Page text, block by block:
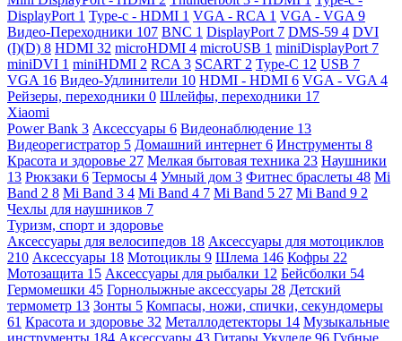
DisplayPort 1 Type-c - HDMI 1 VGA - RCA 1 VGA - VGA 9
Видео-Переходники 107 BNC 1 DisplayPort 7 DMS-59 4 DVI
(I)(D) 8 HDMI 32 microHDMI 4 microUSB 1 miniDisplayPort 7
miniDVI 1 miniHDMI 2 RCA 3 SCART 2 Type-C 12 USB 7
VGA 16 Видео-Удлинители 10 HDMI - HDMI 6 VGA - VGA 4
Рейзеры, переходники 0 Шлейфы, переходники 17
Xiaomi
Power Bank 3 Аксессуары 6 Видеонаблюдение 13
Видеорегистратор 5 Домашний интернет 6 Инструменты 8
Красота и здоровье 27 Мелкая бытовая техника 23 Наушники
13 Рюкзаки 6 Термосы 4 Умный дом 3 Фитнес браслеты 48 Mi
Band 2 8 Mi Band 3 4 Mi Band 4 7 Mi Band 5 27 Mi Band 9 2
Чехлы для наушников 7
Туризм, спорт и здоровье
Аксессуары для велосипедов 18 Аксессуары для мотоциклов
210 Аксессуары 18 Мотоциклы 9 Шлема 146 Кофры 22
Мотозащита 15 Аксессуары для рыбалки 12 Бейсболки 54
Гермомешки 45 Горнолыжные аксессуары 28 Детский
термометр 13 Зонты 5 Компасы, ножи, спички, секундомеры
61 Красота и здоровье 32 Металлодетекторы 14 Музыкальные
инструменты 184 Аксессуары 43 Гитары Укулеле 96 Губные